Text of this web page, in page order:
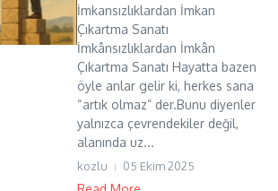
İmkansızlıklardan İmkan
Çıkartma Sanatı
İmkânsızlıklardan İmkân
Çıkartma Sanatı Hayatta bazen
öyle anlar gelir ki, herkes sana
“artık olmaz” der.Bunu diyenler
yalnızca çevrendekiler değil,
alanında uz...
kozlu 05 Ekim 2025